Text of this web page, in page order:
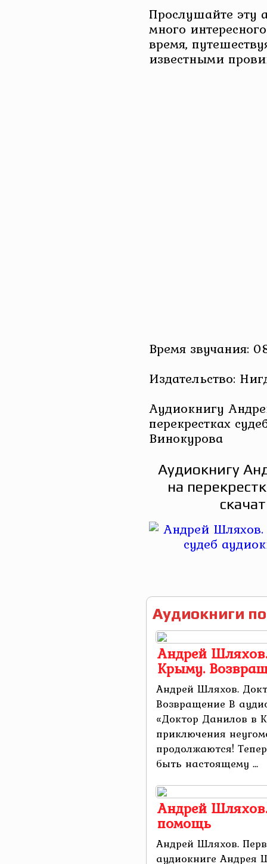
Прослушайте эту
много
время,
известными
Время звучания:
Издательство:
Аудиокнигу
перекрестках
Винокурова
Аудиокнигу
на
Аудиокниги
Андрей
Крыму.
Андрей Шляхов.
Возвращение В
«Доктор Данилов в
приключения
продолжаются!
быть настоящему ...
Андрей
помощь
Андрей Шляхов.
аудиокниге Андрея